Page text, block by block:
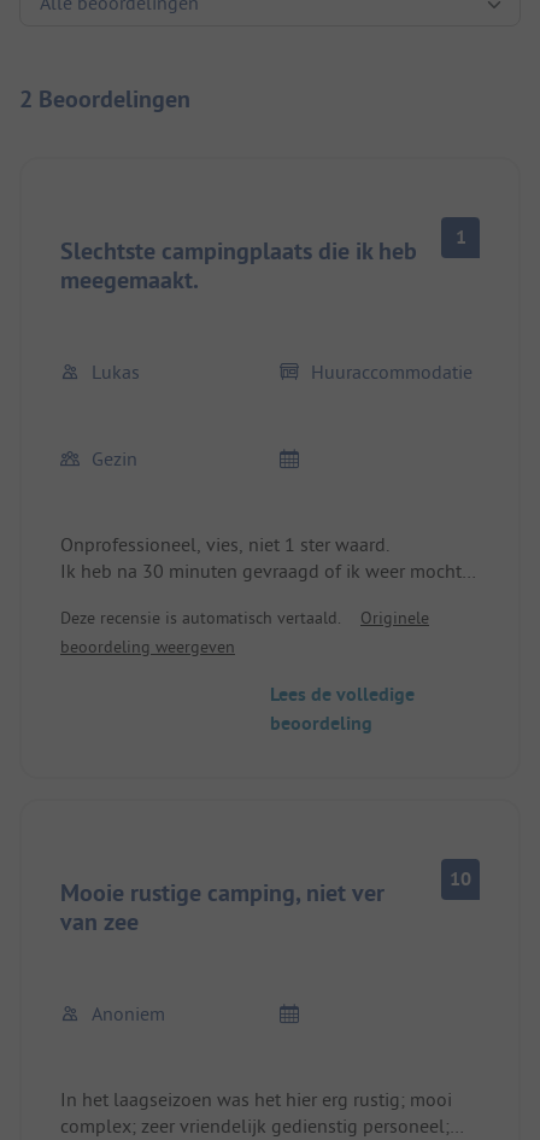
2 Beoordelingen
Slechtste campingplaats die ik heb
meegemaakt.
1
Lukas Huuraccommodatie
Gezin
Onprofessioneel, vies, niet 1 ster waard.
Ik heb na 30 minuten gevraagd of ik weer mocht
twee nachten terug zou krijgen (440€!). Dit is me
mondeling meerdere keren evenals schriftelijk
mijn mails en ik heb ook geen geld ontvangen. Als
het niet mogelijk was geweest, waren we op de
Deze recensie is automatisch vertaald.
Originele
beoordeling weergeven
Lees de volledige
beoordeling
Mooie rustige camping, niet ver
van zee
10
Anoniem
In het laagseizoen was het hier erg rustig; mooi
complex; zeer vriendelijk gedienstig personeel;